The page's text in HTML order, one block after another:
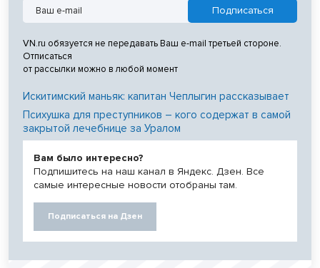
VN.ru обязуется не передавать Ваш e-mail третьей стороне.
Отписаться
от рассылки можно в любой момент
Искитимский маньяк: капитан Чеплыгин рассказывает
Психушка для преступников – кого содержат в самой
закрытой лечебнице за Уралом
Вам было интересно?
Подпишитесь на наш канал в Яндекс. Дзен. Все
самые интересные новости отобраны там.
Подписаться на Дзен